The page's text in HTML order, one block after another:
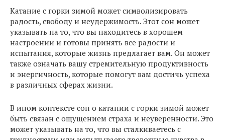
Катание с горки зимой может символизировать
радость, свободу и неудержимость. Этот сон может
указывать на то, что вы находитесь в хорошем
настроении и готовы принять все радости и
испытания, которые жизнь предлагает вам. Он может
также означать вашу стремительную продуктивность
и энергичность, которые помогут вам достичь успеха
в различных сферах жизни.
В ином контексте сон о катании с горки зимой может
быть связан с ощущением страха и неуверенности. Это
может указывать на то, что вы сталкиваетесь с